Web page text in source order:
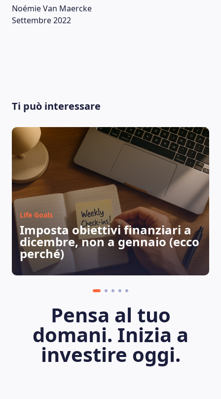
LEARNING PLATFORM
Noémie Van Maercke
Settembre 2022
Ti può interessare
Life Goals
Imposta obiettivi finanziari a
dicembre, non a gennaio (ecco
perché)
Pensa al tuo
domani. Inizia a
investire oggi.